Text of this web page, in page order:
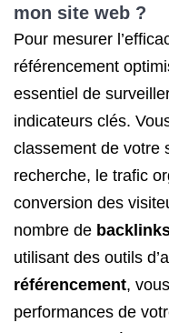
mon site web ?
Pour mesurer
référencement
essentiel de
indicateurs clés.
classement de votre
recherche, le trafic
conversion des
nombre de
utilisant des outils
référencement,
performances de